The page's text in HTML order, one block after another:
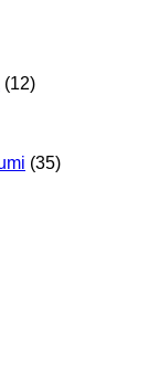
(12)
(35)